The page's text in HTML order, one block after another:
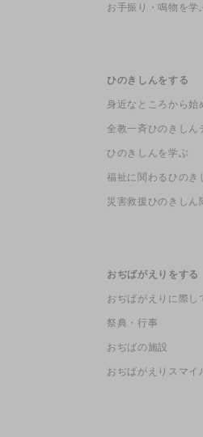
お手振り・鳴物を学
ひのきしんをする
身近なところから始
全教一斉ひのきしん
ひのきしんを学ぶ
福祉に関わるひのき
災害救援ひのきしん
おぢばがえりをする
おぢばがえりに際し
祭典・行事
おぢばの施設
おぢばがえりスマイ